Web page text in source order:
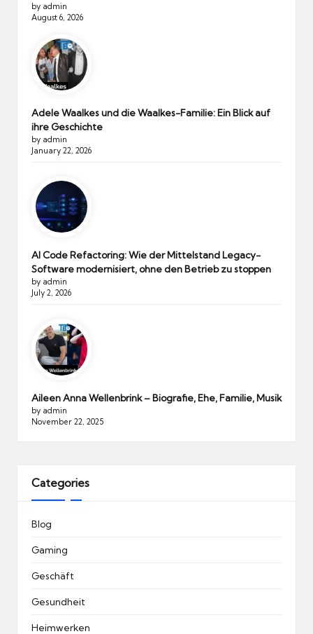
by admin
August 6, 2026
Adele Waalkes und die Waalkes-Familie: Ein Blick auf
ihre Geschichte
by admin
January 22, 2026
AI Code Refactoring: Wie der Mittelstand Legacy-
Software modernisiert, ohne den Betrieb zu stoppen
by admin
July 2, 2026
Aileen Anna Wellenbrink – Biografie, Ehe, Familie, Musik
by admin
November 22, 2025
Categories
Blog
Gaming
Geschäft
Gesundheit
Heimwerken